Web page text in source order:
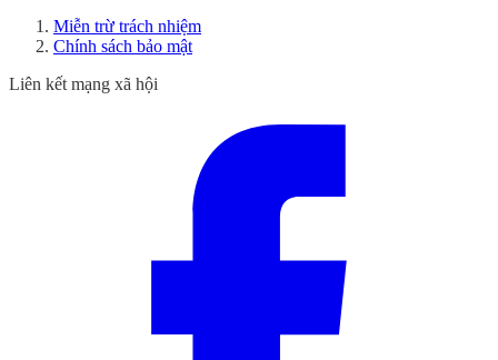
Miễn trừ trách nhiệm
Chính sách bảo mật
Liên kết mạng xã hội